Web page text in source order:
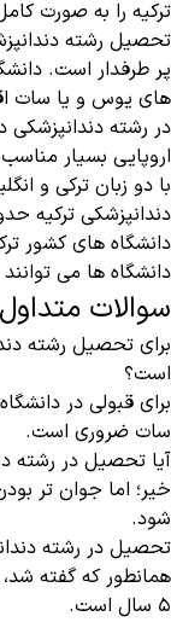
ترکیه را به صورت
تحصیل رشته
پر طرفدار است.
های یوس و یا سات
در رشته
اروپایی بسیار
با دو زبان ترکی و
دانشگاه های کشور
دانشگاه ها می
سوالات متداول
برای تحصیل رشته
است؟
برای قبولی در
سات ضروری است.
آیا تحصیل در رشته
خیر؛ اما جوان تر
شود.
تحصیل در رشته
همانطور که گفته
۵ سال است.